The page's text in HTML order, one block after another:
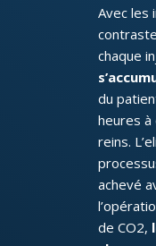
Avec les
chaque
du
heures à
reins.
achevé
de CO2,